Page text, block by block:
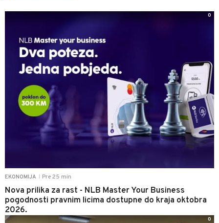
EKONOMIJA Pre 25 min
Nova prilika za rast - NLB Master Your Business
pogodnosti pravnim licima dostupne do kraja oktobra
2026.
0
0